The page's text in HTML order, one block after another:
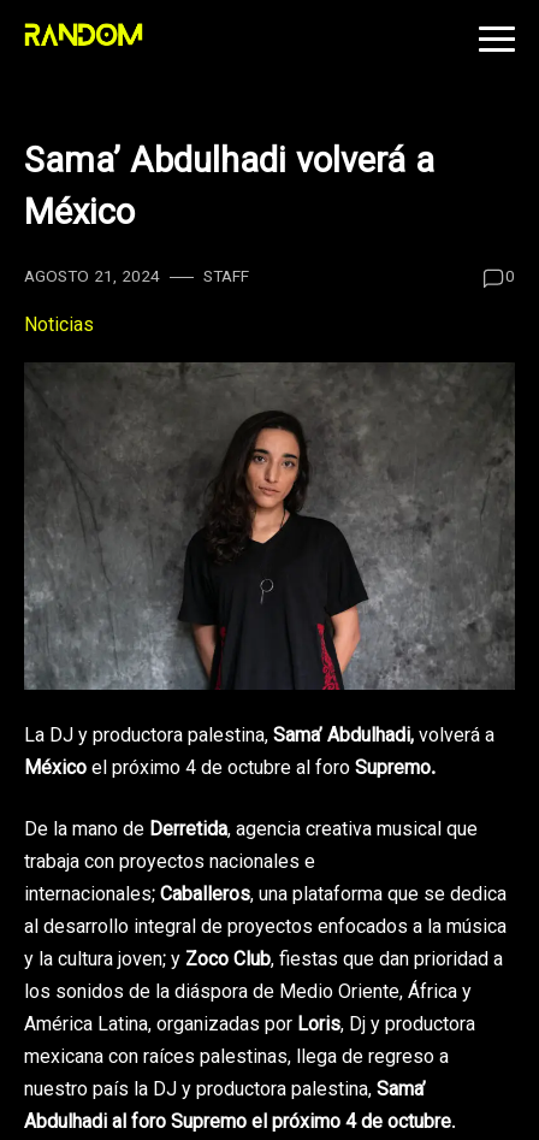
Skip
Sama’ Abdulhadi volverá a
México
AGOSTO 21, 2024 STAFF 0
Noticias
La DJ y productora palestina,Sama’ Abdulhadi,volverá a
Méxicoel próximo 4 de octubre al foroSupremo.
De la mano de Derretida, agencia creativa musical que
trabaja con proyectos nacionales e
internacionales;Caballeros, una plataforma que se dedica
al desarrollo integral de proyectos enfocados a la música
y la cultura joven; y Zoco Club, fiestas que dan prioridad a
los sonidos de la diáspora de Medio Oriente, África y
América Latina, organizadas por Loris, Dj y productora
mexicana con raíces palestinas, llega de regreso a
nuestro país la DJ y productora palestina,Sama’
Abdulhadial foro Supremo el próximo 4 de octubre.